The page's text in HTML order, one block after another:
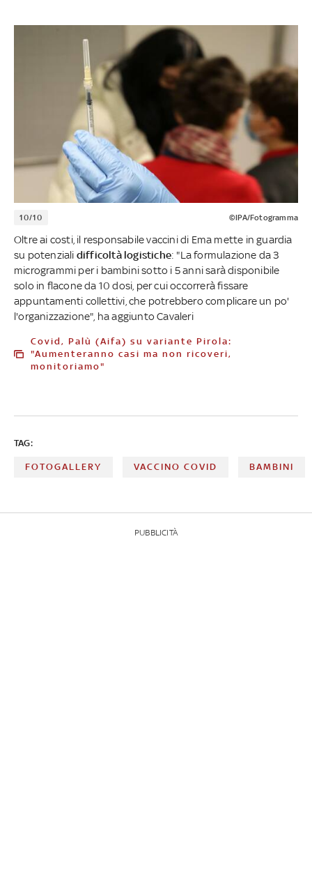
10/10 ©IPA/Fotogramma
Oltre ai costi, il responsabile vaccini di Ema mette in guardia
su potenziali difficoltà logistiche: "La formulazione da 3
microgrammi per i bambini sotto i 5 anni sarà disponibile
solo in flacone da 10 dosi, per cui occorrerà fissare
appuntamenti collettivi, che potrebbero complicare un po'
l'organizzazione", ha aggiunto Cavaleri
Covid, Palù (Aifa) su variante Pirola:
"Aumenteranno casi ma non ricoveri,
monitoriamo"
TAG:
FOTOGALLERY VACCINO COVID BAMBINI
PUBBLICITÀ